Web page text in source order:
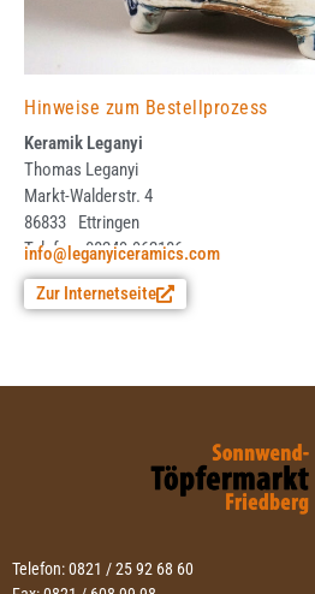
Hinweise zum Bestellprozess
Keramik Leganyi
Thomas Leganyi
Markt-Walderstr. 4
86833
Ettringen
Telefon: 08249-962186
info@leganyiceramics.com
Zur Internetseite
Telefon: 0821 / 25 92 68 60